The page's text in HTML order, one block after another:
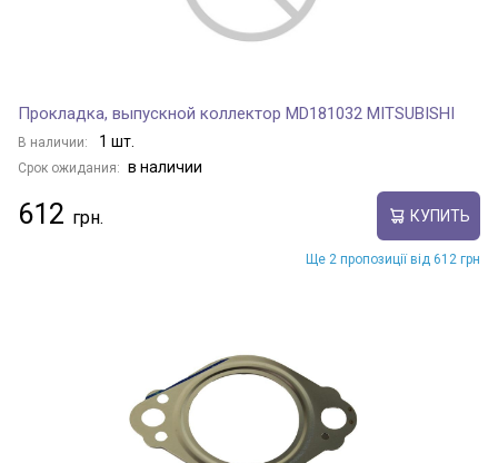
Прокладка, выпускной коллектор MD181032 MITSUBISHI
В наличии: 1 шт.
Срок ожидания: в наличии
612 КУПИТЬ
Ще 2 пропозиції від 612 грн